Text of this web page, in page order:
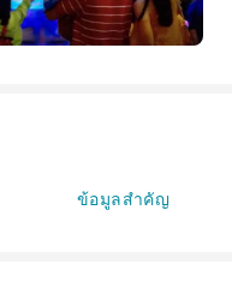
ข้อมูลสำคัญ